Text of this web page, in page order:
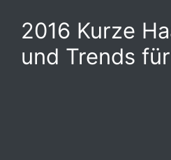
2016 Kurze
und Trends